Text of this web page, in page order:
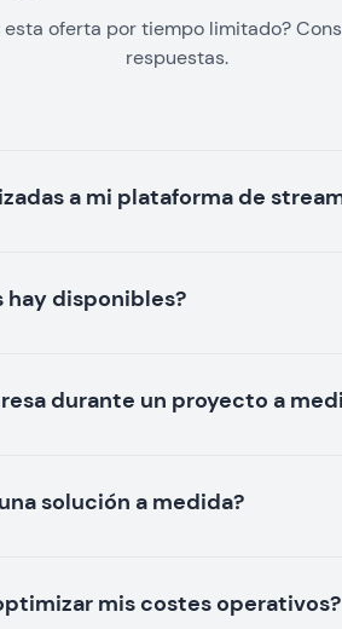
oferta por tiempo limitado?
respuestas.
a mi plataforma de
hay disponibles?
durante un proyecto a
solución a medida?
mis costes operativos?